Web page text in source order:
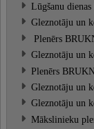
Lūgšanu
Gleznotāju un
Plenērs
Gleznotāju un
Plenērs
Gleznotāju un
Gleznotāju un
Mākslinieku